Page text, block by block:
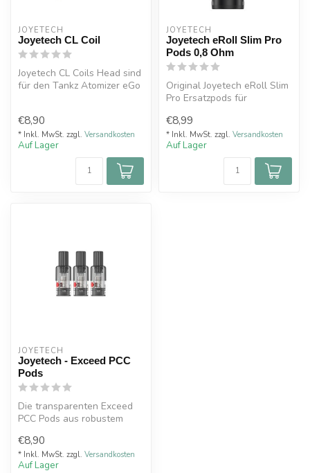
JOYETECH
Joyetech CL Coil
Joyetech CL Coils Head sind
für den Tankz Atomizer eGo
€8,90
* Inkl. MwSt. zzgl. Versandkosten
Auf Lager
JOYETECH
Joyetech eRoll Slim Pro
Pods 0,8 Ohm
Original Joyetech eRoll Slim
Pro Ersatzpods für
€8,99
* Inkl. MwSt. zzgl. Versandkosten
Auf Lager
JOYETECH
Joyetech - Exceed PCC
Pods
Die transparenten Exceed
PCC Pods aus robustem
intensives MT...
€8,90
* Inkl. MwSt. zzgl. Versandkosten
Auf Lager